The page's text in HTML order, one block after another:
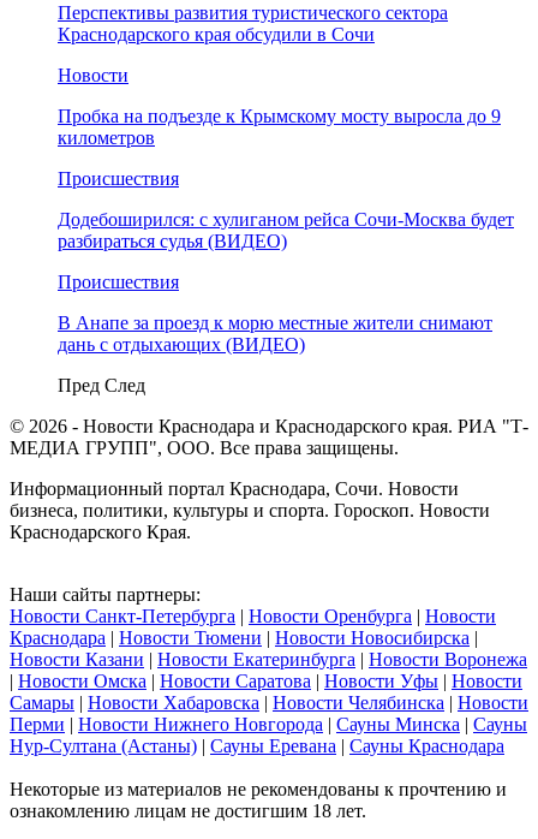
Перспективы развития туристического сектора
Краснодарского края обсудили в Сочи
Новости
Пробка на подъезде к Крымскому мосту выросла до 9
километров
Происшествия
Додебоширился: с хулиганом рейса Сочи-Москва будет
разбираться судья (ВИДЕО)
Происшествия
В Анапе за проезд к морю местные жители снимают
дань с отдыхающих (ВИДЕО)
Пред След
© 2026 - Новости Краснодара и Краснодарского края. РИА "Т-
МЕДИА ГРУПП", ООО. Все права защищены.
Информационный портал Краснодара, Сочи. Новости
бизнеса, политики, культуры и спорта. Гороскоп. Новости
Краснодарского Края.
Наши сайты партнеры:
Новости Санкт-Петербурга | Новости Оренбурга | Новости
Краснодара | Новости Тюмени | Новости Новосибирска |
Новости Казани | Новости Екатеринбурга | Новости Воронежа
| Новости Омска | Новости Саратова | Новости Уфы | Новости
Самары | Новости Хабаровска | Новости Челябинска | Новости
Перми | Новости Нижнего Новгорода | Сауны Минска | Сауны
Нур-Султана (Астаны) | Сауны Еревана | Сауны Краснодара
Некоторые из материалов не рекомендованы к прочтению и
ознакомлению лицам не достигшим 18 лет.